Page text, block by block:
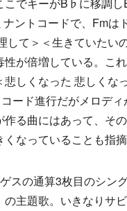
ントコードで、Fm
して＞＜生きていた
が倍増している。こ
しくなった 悲しくな
ード進行だがメロデ
る曲にはあって、そ
なっていることも指摘
スの通算3枚目のシン
主題歌。いきなりサ